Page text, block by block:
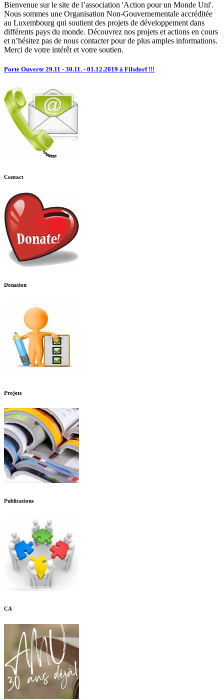
Bienvenue sur le site de l’association 'Action pour un Monde Uni'.
Nous sommes une Organisation Non-Gouvernementale accréditée
au Luxembourg qui soutient des projets de développement dans
différents pays du monde. Découvrez nos projets et actions en cours
et n’hésitez pas de nous contacter pour de plus amples informations.
Merci de votre intérêt et votre soutien.
Porte Ouverte 29.11 - 30.11. - 01.12.2019 à Filsdorf !!!
Contact
Donation
Projets
Publications
CA